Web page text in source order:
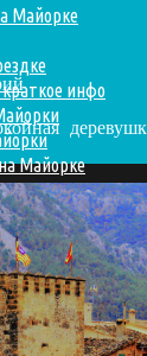
Майорке
инфо
Майорке